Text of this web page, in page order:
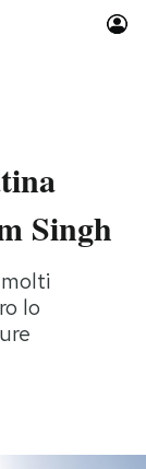
Singh
lo